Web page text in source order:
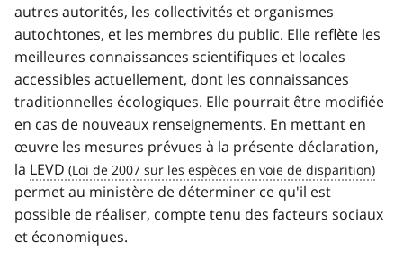
autres autorités, les collectivités et organismes
autochtones, et les membres du public. Elle reflète les
meilleures connaissances scientifiques et locales
accessibles actuellement, dont les connaissances
traditionnelles écologiques. Elle pourrait être modifiée
en cas de nouveaux renseignements. En mettant en
œuvre les mesures prévues à la présente déclaration,
la LEVD
permet au ministère de déterminer ce qu'il est
possible de réaliser, compte tenu des facteurs sociaux
et économiques.